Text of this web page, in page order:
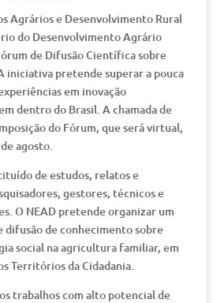
Agrários e Desenvolvimento Rural
do Desenvolvimento Agrário
de Difusão Científica sobre
iniciativa pretende superar a pouca
em inovação
dentro do Brasil. A chamada de
do Fórum, que será virtual,
agosto.
de estudos, relatos e
gestores, técnicos e
O NEAD pretende organizar um
difusão de conhecimento sobre
social na agricultura familiar, em
Territórios da Cidadania.
trabalhos com alto potencial de